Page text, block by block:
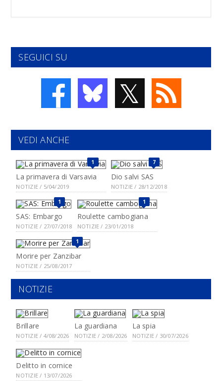
SEGUICI SU
𝕏
VEDI ANCHE
1
La primavera di Varsavia
NOTIZIE / 5/04/2019
7
Dio salvi SAS
NOTIZIE / 28/12/2018
1
SAS: Embargo
NOTIZIE / 27/07/2018
1
Roulette cambogiana
NOTIZIE / 23/01/2018
1
Morire per Zanzibar
NOTIZIE / 25/08/2017
NOTIZIE
Brillare
NOTIZIE / 4/08/2026
La guardiana
NOTIZIE / 2/08/2026
La spia
NOTIZIE / 30/07/2026
Delitto in cornice
NOTIZIE / 13/07/2026